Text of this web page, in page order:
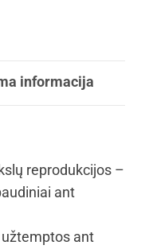
informacija
reprodukcijos –
ant
užtemptos ant